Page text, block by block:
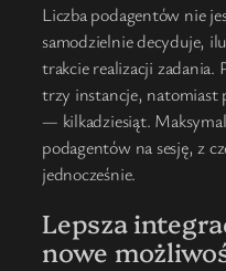
Liczba podagentów nie
samodzielnie decyduje,
trakcie realizacji zadania.
trzy instancje, natomiast
— kilkadziesiąt.
podagentów na sesję, z
jednocześnie.
Lepsza
nowe